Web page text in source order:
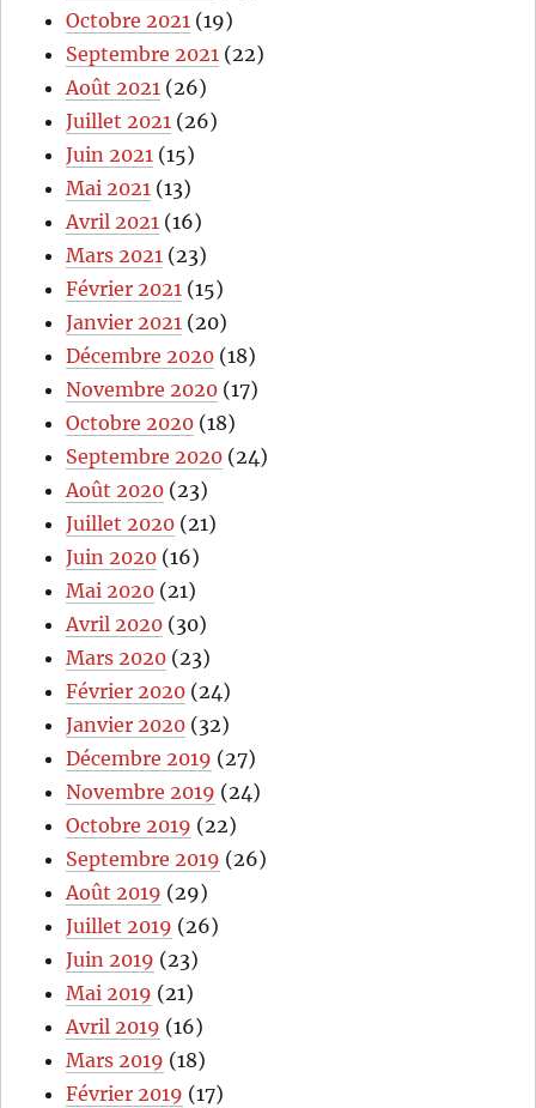
Octobre 2021 (19)
Septembre 2021 (22)
Août 2021 (26)
Juillet 2021 (26)
Juin 2021 (15)
Mai 2021 (13)
Avril 2021 (16)
Mars 2021 (23)
Février 2021 (15)
Janvier 2021 (20)
Décembre 2020 (18)
Novembre 2020 (17)
Octobre 2020 (18)
Septembre 2020 (24)
Août 2020 (23)
Juillet 2020 (21)
Juin 2020 (16)
Mai 2020 (21)
Avril 2020 (30)
Mars 2020 (23)
Février 2020 (24)
Janvier 2020 (32)
Décembre 2019 (27)
Novembre 2019 (24)
Octobre 2019 (22)
Septembre 2019 (26)
Août 2019 (29)
Juillet 2019 (26)
Juin 2019 (23)
Mai 2019 (21)
Avril 2019 (16)
Mars 2019 (18)
Février 2019 (17)